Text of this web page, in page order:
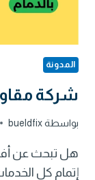
المدونة
شركة
بواسطةbueldfix
هل تبحث عن
إتمام كل